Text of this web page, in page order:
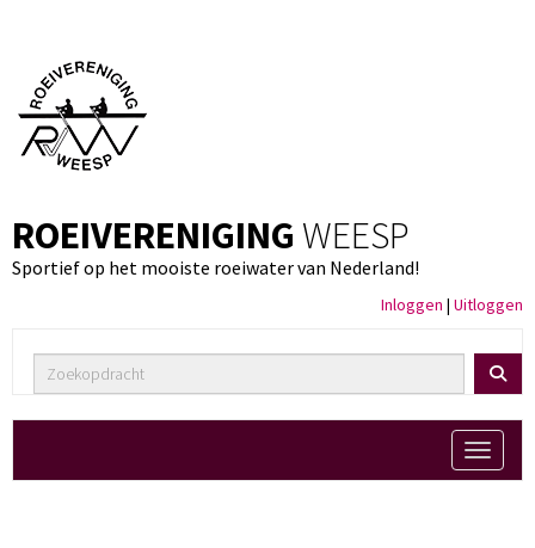
ROEIVERENIGING WEESP
Sportief op het mooiste roeiwater van Nederland!
Inloggen | Uitloggen
Toggle